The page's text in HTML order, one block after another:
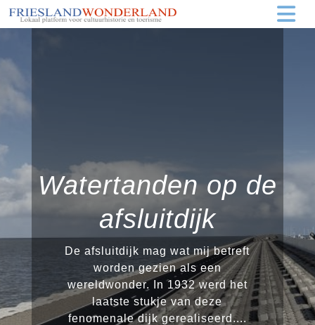
Watertanden op de
afsluitdijk
De afsluitdijk mag wat mij betreft
worden gezien als een
wereldwonder. In 1932 werd het
laatste stukje van deze
fenomenale dijk gerealiseerd....